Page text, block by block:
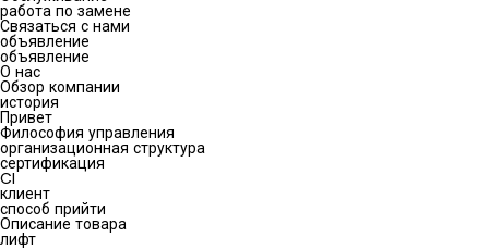
работа по замене
Связаться с нами
объявление
объявление
О нас
Обзор компании
история
Привет
Философия управления
организационная структура
сертификация
CI
клиент
способ прийти
Описание товара
лифт